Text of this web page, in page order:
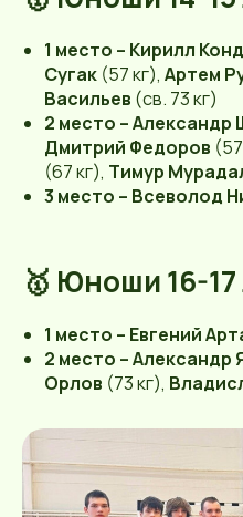
1 место – Кирилл
Сугак (57 кг), Артем
Васильев (св. 73 кг)
2 место – Александр
Дмитрий Федоров
(67 кг), Тимур
3 место – Всеволод
🥇 Юноши 16-17
1 место – Евгений
2 место – Александр
Орлов (73 кг),